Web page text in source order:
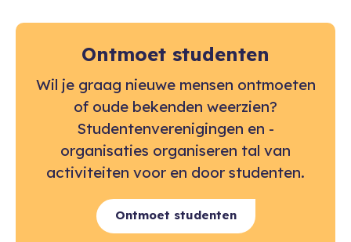
Ontmoet studenten
Wil je graag nieuwe mensen ontmoeten
of oude bekenden weerzien?
Studentenverenigingen en -
organisaties organiseren tal van
activiteiten voor en door studenten.
Ontmoet studenten